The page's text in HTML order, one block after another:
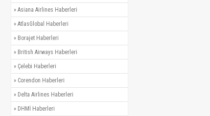
» Asiana Airlines Haberleri
» AtlasGlobal Haberleri
» Borajet Haberleri
» British Airways Haberleri
» Çelebi Haberleri
» Corendon Haberleri
» Delta Airlines Haberleri
» DHMİ Haberleri